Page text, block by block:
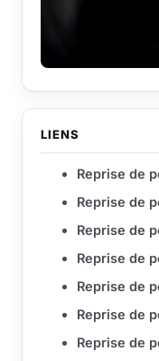
LIENS
Reprise de
Reprise de
Reprise de
Reprise de
Reprise de
Reprise de
Reprise de